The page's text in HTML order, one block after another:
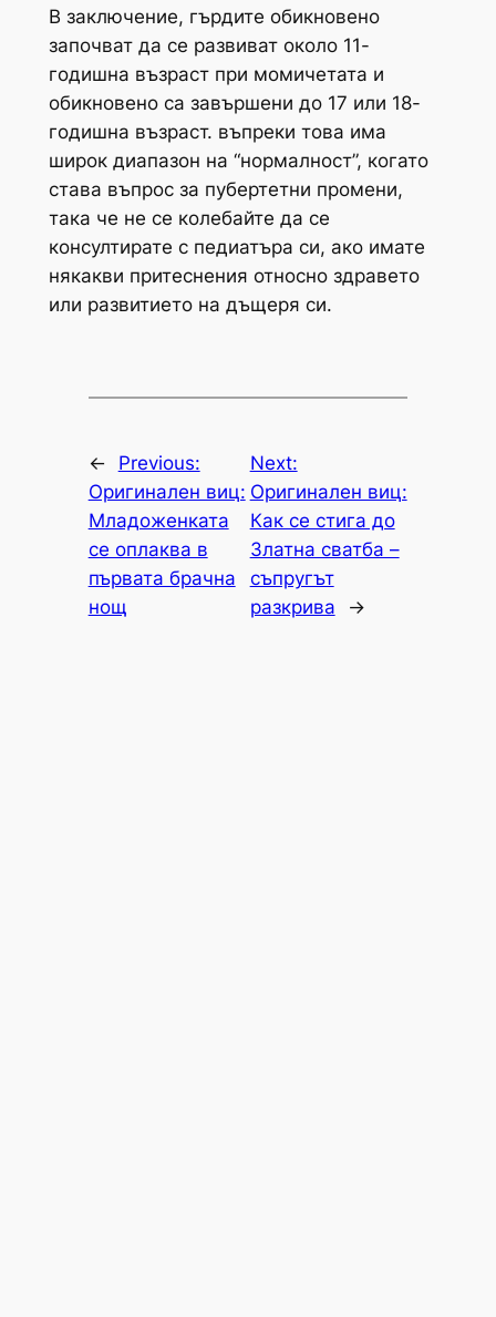
В заключение, гърдите обикновено
започват да се развиват около 11-
годишна възраст при момичетата и
обикновено са завършени до 17 или 18-
годишна възраст. въпреки това има
широк диапазон на “нормалност”, когато
става въпрос за пубертетни промени,
така че не се колебайте да се
консултирате с педиатъра си, ако имате
някакви притеснения относно здравето
или развитието на дъщеря си.
←
Previous:
Оригинален виц:
Младоженката
се оплаква в
първата брачна
нощ
Next:
Оригинален виц:
Как се стига до
Златна сватба –
съпругът
разкрива
→